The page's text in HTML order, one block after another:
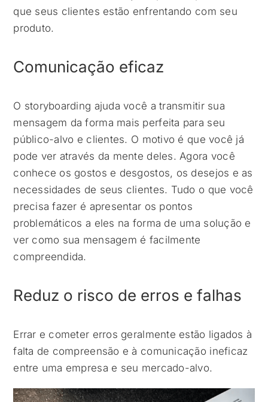
que seus clientes estão enfrentando com seu
produto.
Comunicação eficaz
O storyboarding ajuda você a transmitir sua
mensagem da forma mais perfeita para seu
público-alvo e clientes. O motivo é que você já
pode ver através da mente deles. Agora você
conhece os gostos e desgostos, os desejos e as
necessidades de seus clientes. Tudo o que você
precisa fazer é apresentar os pontos
problemáticos a eles na forma de uma solução e
ver como sua mensagem é facilmente
compreendida.
Reduz o risco de erros e falhas
Errar e cometer erros geralmente estão ligados à
falta de compreensão e à comunicação ineficaz
entre uma empresa e seu mercado-alvo.